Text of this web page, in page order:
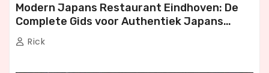
Modern Japans Restaurant Eindhoven: De
Complete Gids voor Authentiek Japans
Dineren
Rick